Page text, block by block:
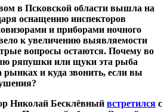
в Псковской области вышла на
оснащению инспекторов
и приборами ночного
к увеличению выявляемости
вопросы остаются. Почему во
ряпушки или щуки эта рыба
рынках и куда звонить, если вы
Николай Бесклёвный встретился с